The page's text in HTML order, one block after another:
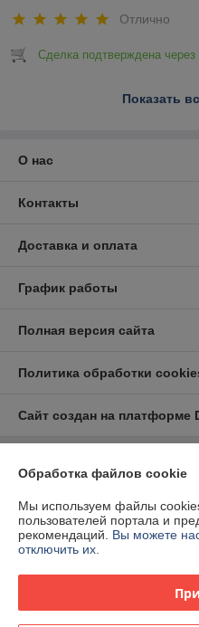
Отлично
Сделка подтверждена через
Показать
О нас
Контакты
Доставка и оплата
График работы
Полная версия сайта
Политика обработки
Сайт создан на платформе
Информация для покупателя
Юридическое лицо:ООО
220100, г. Минск, ул. Кульман, д. 9,
Регистрационный номер ЕГР:
УНП: 193291598
Регистрационный орган:
Обработка файлов cookie
Мы используем файлы
пользователей портала и
рекомендаций. Вы можете
отключить их.